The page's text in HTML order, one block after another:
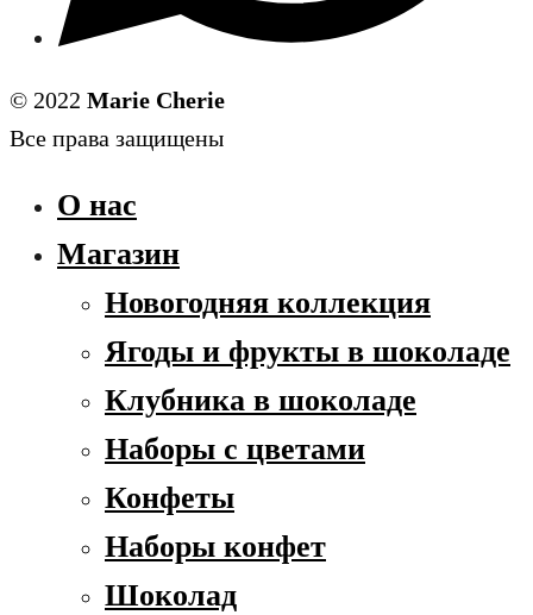
© 2022 Marie Cherie
Все права защищены
О нас
Магазин
Новогодняя коллекция
Ягоды и фрукты в шоколаде
Клубника в шоколаде
Наборы с цветами
Конфеты
Наборы конфет
Шоколад